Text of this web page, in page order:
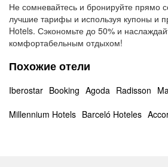
Не сомневайтесь и бронируйте прямо
лучшие тарифы и используя купоны и
Hotels. Сэкономьте до 50% и
комфортабельным отдыхом!
Похожие отели
Iberostar Booking Agoda Radisson
Millennium Hotels Barceló Hoteles